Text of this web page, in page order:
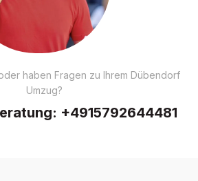
haben Fragen zu Ihrem Dübendorf
Umzug?
+4915792644481